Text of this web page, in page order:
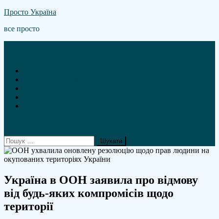
Skip
content
Просто Україна
все просто
Пошук:
Україна в ООН заявила про відмову
від будь-яких компромісів щодо
території